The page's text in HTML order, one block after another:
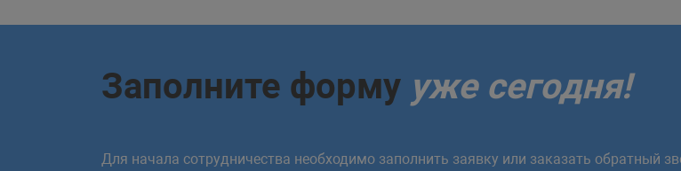
Заполните форму уже сегодня!
Для начала сотрудничества необходимо заполнить заявку или заказать обратный